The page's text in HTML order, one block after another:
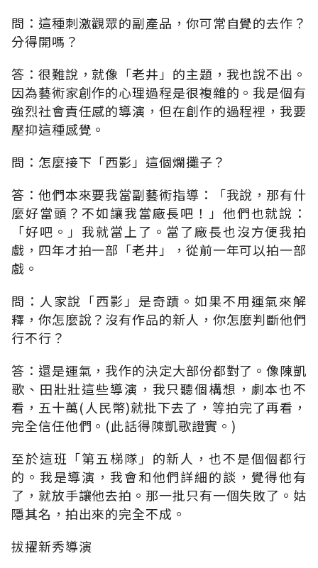
問：這種刺激觀眾的副產品，你可常自覺的去作？
分得開嗎？
答：很難說，就像「老井」的主題，我也說不出。
因為藝術家創作的心理過程是很複雜的。我是個有
強烈社會責任感的導演，但在創作的過程裡，我要
壓抑這種感覺。
問：怎麼接下「西影」這個爛攤子？
答：他們本來要我當副藝術指導：「我說，那有什
麼好當頭？不如讓我當廠長吧！」他們也就說：
「好吧。」我就當上了。當了廠長也沒方便我拍
戲，四年才拍一部「老井」，從前一年可以拍一部
戲。
問：人家說「西影」是奇蹟。如果不用運氣來解
釋，你怎麼說？沒有作品的新人，你怎麼判斷他們
行不行？
答：還是運氣，我作的決定大部份都對了。像陳凱
歌、田壯壯這些導演，我只聽個構想，劇本也不
看，五十萬(人民幣)就批下去了，等拍完了再看，
完全信任他們。(此話得陳凱歌證實。)
至於這班「第五梯隊」的新人，也不是個個都行
的。我是導演，我會和他們詳細的談，覺得他有
了，就放手讓他去拍。那一批只有一個失敗了。姑
隱其名，拍出來的完全不成。
拔擢新秀導演